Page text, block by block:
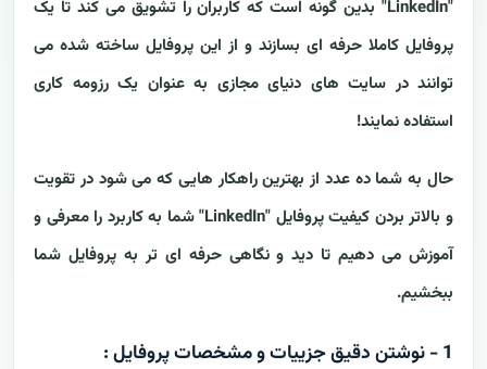
"LinkedIn" بدین گونه است که کاربران را تشویق می کند تا یک
پروفایل کاملا حرفه ای بسازند و از این پروفایل ساخته شده می
توانند در سایت های دنیای مجازی به عنوان یک رزومه کاری
استفاده نمایند!
حال به شما ده عدد از بهترین راهکار هایی که می شود در تقویت
و بالاتر بردن کیفیت پروفایل "LinkedIn" شما به کاربرد را معرفی و
آموزش می دهیم تا دید و نگاهی حرفه ای تر به پروفایل شما
ببخشیم.
1 - نوشتن دقیق جزییات و مشخصات پروفایل :